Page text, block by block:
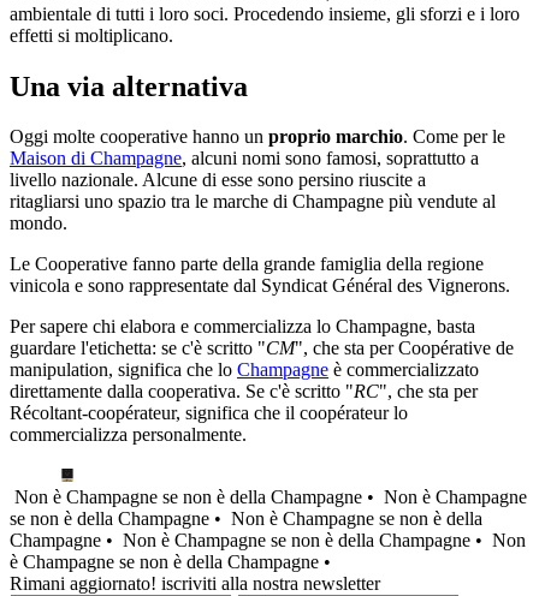
ambientale di tutti i loro soci. Procedendo insieme, gli sforzi e i loro
effetti si moltiplicano.
Una via alternativa
Oggi molte cooperative hanno un proprio marchio. Come per le
Maison di Champagne, alcuni nomi sono famosi, soprattutto a
livello nazionale. Alcune di esse sono persino riuscite a
ritagliarsi uno spazio tra le marche di Champagne più vendute al
mondo.
Le Cooperative fanno parte della grande famiglia della regione
vinicola e sono rappresentate dal Syndicat Général des Vignerons.
Per sapere chi elabora e commercializza lo Champagne, basta
guardare l'etichetta: se c'è scritto "CM", che sta per Coopérative de
manipulation, significa che lo Champagne è commercializzato
direttamente dalla cooperativa. Se c'è scritto "RC", che sta per
Récoltant-coopérateur, significa che il coopérateur lo
commercializza personalmente.
Non è Champagne se non è della Champagne • Non è Champagne
se non è della Champagne • Non è Champagne se non è della
Champagne • Non è Champagne se non è della Champagne • Non
è Champagne se non è della Champagne •
Rimani aggiornato! iscriviti alla nostra newsletter